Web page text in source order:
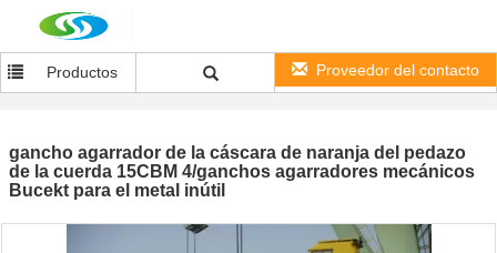
Productos Proveedor del contacto
gancho agarrador de la cáscara de naranja del pedazo
de la cuerda 15CBM 4/ganchos agarradores mecánicos
Bucekt para el metal inútil